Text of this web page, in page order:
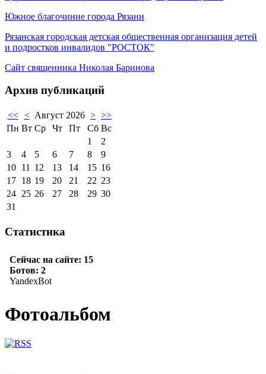
Южное благочиние города Рязани
Рязанская городская детская общественная организация детей
и подростков инвалидов "РОСТОК"
Сайт священника Николая Баринова
Архив публикаций
<< < Август 2026 > >>
Пн Вт Ср Чт Пт Сб Вс
1
2
3
4 5 6 7 8
9
10 11 12 13 14 15 16
17 18 19 20 21 22 23
24 25 26 27 28 29 30
31
Статистика
Фотоальбом